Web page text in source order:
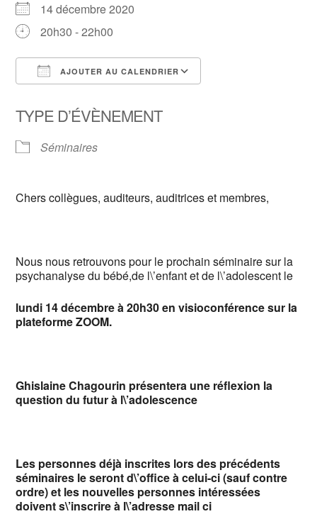
14 décembre 2020
20h30 - 22h00
AJOUTER AU CALENDRIER
TYPE D’ÉVÈNEMENT
Séminaires
Chers collègues, auditeurs, auditrices et membres,
Nous nous retrouvons pour le prochain séminaire sur la
psychanalyse du bébé,de l\’enfant et de l\’adolescent le
lundi 14 décembre à 20h30 en visioconférence sur la
plateforme ZOOM.
Ghislaine Chagourin présentera une réflexion la
question du futur à l\’adolescence
Les personnes déjà inscrites lors des précédents
séminaires le seront d\’office à celui-ci (sauf contre
ordre) et les nouvelles personnes intéressées
doivent s\’inscrire à l\’adresse mail ci